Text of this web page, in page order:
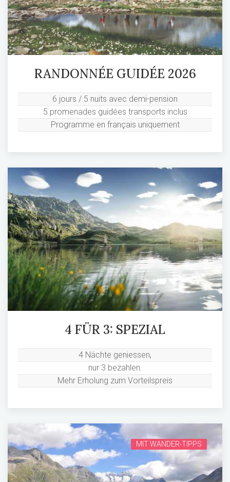
RANDONNÉE GUIDÉE 2026
6 jours / 5 nuits avec demi-pension
5 promenades guidées transports inclus
Programme en français uniquement
4 FÜR 3: SPEZIAL
4 Nächte geniessen,
nur 3 bezahlen.
Mehr Erholung zum Vorteilspreis
MIT WANDER-TIPPS